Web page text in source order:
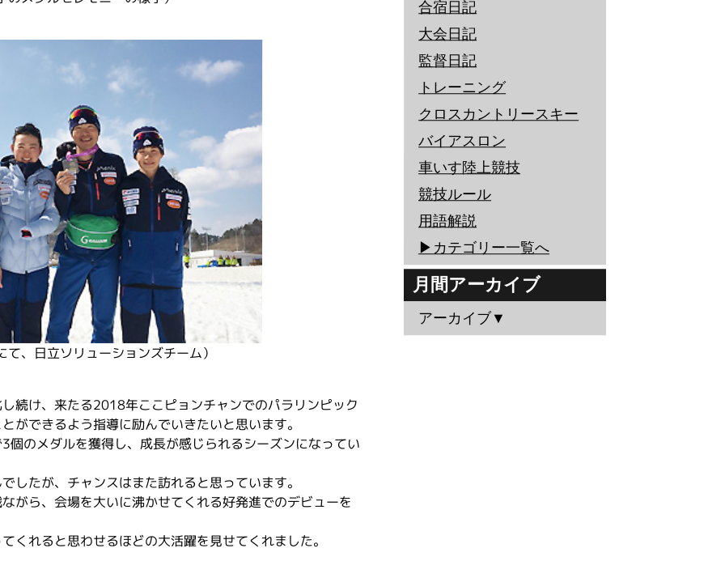
て、日立ソリューションズチーム）
続け、来たる2018年ここピョンチャンでのパラリンピック
ができるよう指導に励んでいきたいと思います。
個のメダルを獲得し、成長が感じられるシーズンになってい
したが、チャンスはまた訪れると思っています。
がら、会場を大いに沸かせてくれる好発進でのデビューを
くれると思わせるほどの大活躍を見せてくれました。
合宿日記
大会日記
監督日記
トレーニング
クロスカントリースキー
バイアスロン
車いす陸上競技
競技ルール
用語解説
▶︎カテゴリー一覧へ
月間アーカイブ
アーカイブ▼